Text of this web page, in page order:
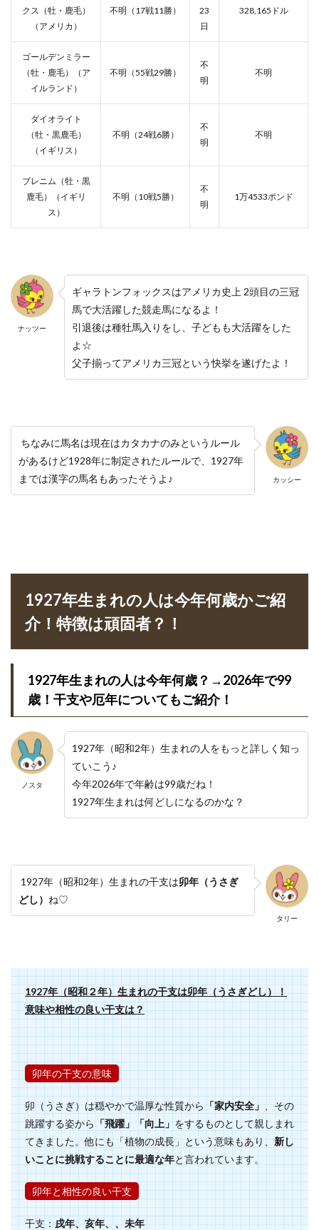
クス（牡・鹿毛）
（アメリカ）
不明（17戦11勝）
23
日
328,165ドル
ゴールデンミラー
（牡・鹿毛）（ア
イルランド）
不明（55戦29勝）
不
明
不明
ダイオライト
（牡・黒鹿毛）
（イギリス）
不明（24戦6勝）
不
明
不明
ブレニム（牡・黒
鹿毛）（イギリ
ス）
不明（10戦5勝）
不
明
1万4533ポンド
ナッツー
ギャラトンフォックスはアメリカ史上 2頭目の三冠
馬で大活躍した競走馬になるよ！
引退後は種牡馬入りをし、子どもも大活躍をした
よ☆
父子揃ってアメリカ三冠という快挙を遂げたよ！
カッシー
ちなみに馬名は現在はカタカナのみというルール
があるけど1928年に制定されたルールで、1927年
までは漢字の馬名もあったそうよ♪
1927年生まれの人は今年何歳かご紹
介！特徴は頑固者？！
1927年生まれの人は今年何歳？→2026年で99
歳！干支や厄年についてもご紹介！
ノスタ
1927年（昭和2年）生まれの人をもっと詳しく知っ
ていこう♪
今年2026年で年齢は99歳だね！
1927年生まれは何どしになるのかな？
タリー
1927年（昭和2年）生まれの干支は卯年（うさぎ
どし） ね♡
1927年（昭和２年）生まれの干支は卯年（うさぎどし）！
意味や相性の良い干支は？
卯年の干支の意味
卯（うさぎ）は穏やかで温厚な性質から「家内安全」、その
跳躍する姿から「飛躍」「向上」をするものとして親しまれ
てきました。他にも「植物の成長」という意味もあり、新し
いことに挑戦することに最適な年と言われています。
卯年と相性の良い干支
干支：戌年、亥年、、未年